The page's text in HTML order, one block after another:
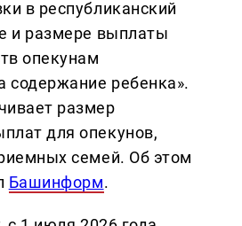
в республиканский
и размере выплаты
опекунам
содержание ребенка».
размер
для опекунов,
семей. Об этом
Башинформ.